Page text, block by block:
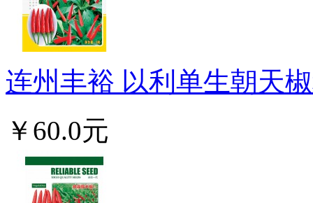
连州丰裕 以利单生朝天
￥60.0元